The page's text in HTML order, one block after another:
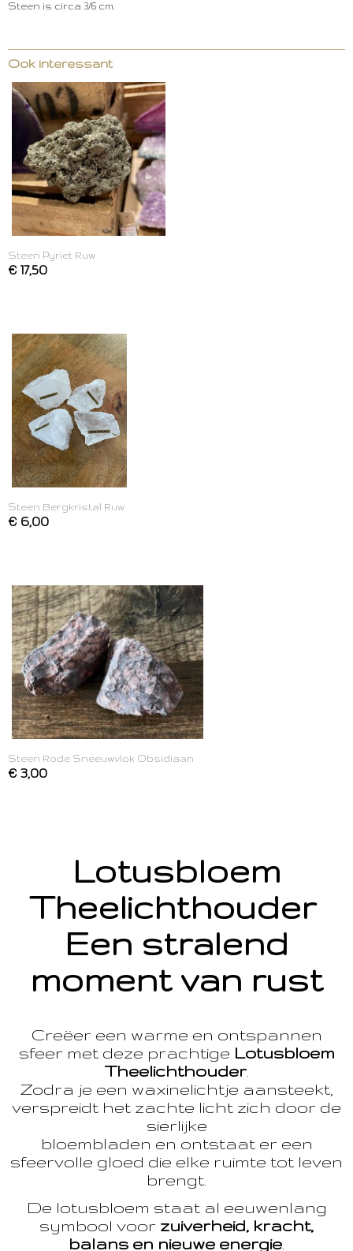
Steen is circa 3/6 cm.
Ook interessant
Steen Pyriet Ruw
€ 17,50
Steen Bergkristal Ruw
€ 6,00
Steen Rode Sneeuwvlok Obsidiaan
€ 3,00
Lotusbloem
Theelichthouder
Een stralend
moment van rust
Creëer een warme en ontspannen
sfeer met deze prachtige Lotusbloem
Theelichthouder.
Zodra je een waxinelichtje aansteekt,
verspreidt het zachte licht zich door de
sierlijke
bloembladen en ontstaat er een
sfeervolle gloed die elke ruimte tot leven
brengt.
De lotusbloem staat al eeuwenlang
symbool voor zuiverheid, kracht,
balans en nieuwe energie